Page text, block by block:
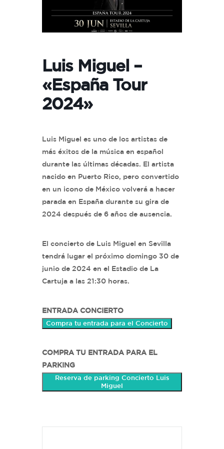
Luis Miguel –
«España Tour
2024»
Luis Miguel es uno de los artistas de
más éxitos de la música en español
durante las últimas décadas. El artista
nacido en Puerto Rico, pero convertido
en un icono de México volverá a hacer
parada en España durante su gira de
2024 después de 6 años de ausencia.
El concierto de Luis Miguel en Sevilla
tendrá lugar el próximo domingo 30 de
junio de 2024 en el Estadio de La
Cartuja a las 21:30 horas.
ENTRADA CONCIERTO
Compra tu entrada para el Concierto
COMPRA TU ENTRADA PARA EL
PARKING
Reserva de parking Concierto Luis
Miguel